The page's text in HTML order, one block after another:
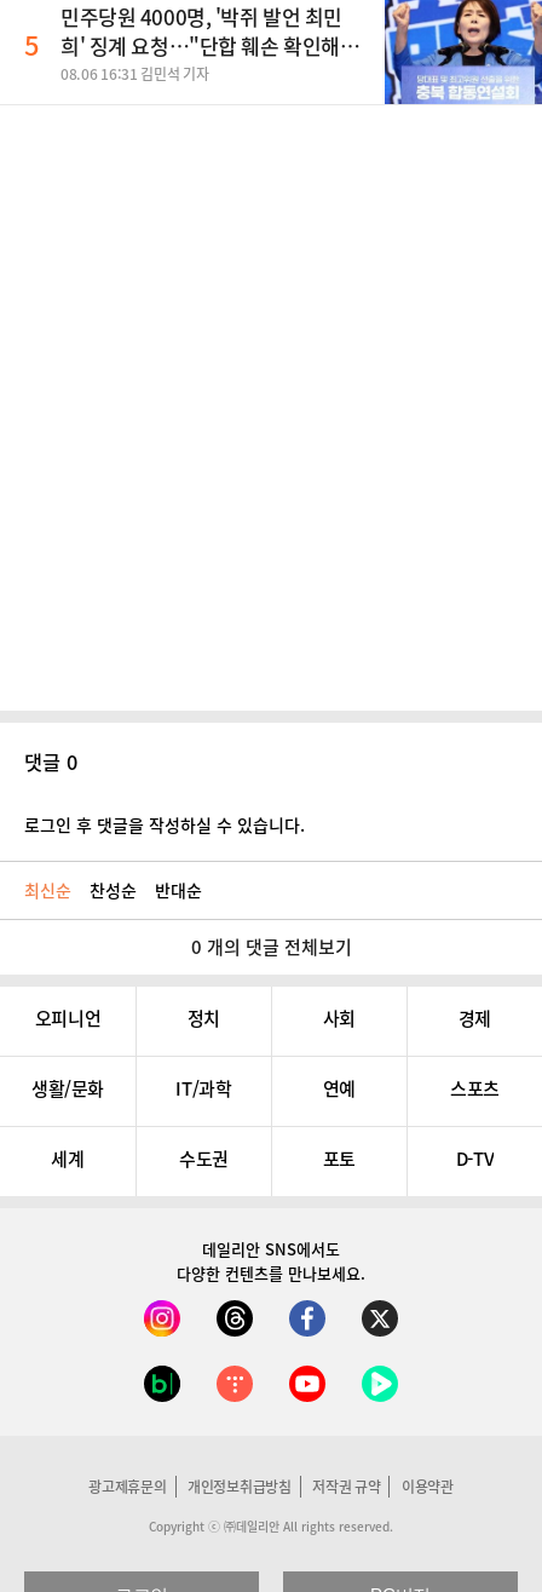
5
민주당원 4000명, '박쥐 발언 최민
희' 징계 요청…"단합 훼손 확인해
야"
08.06 16:31 김민석 기자
댓글 0
로그인 후 댓글을 작성하실 수 있습니다.
최신순 찬성순 반대순
0 개의 댓글 전체보기
오피니언 정치 사회 경제
생활/문화 IT/과학 연예 스포츠
세계 수도권 포토 D-TV
데일리안 SNS에서도
다양한 컨텐츠를 만나보세요.
광고제휴문의 개인정보취급방침 저작권 규약 이용약관
Copyright ⓒ ㈜데일리안 All rights reserved.